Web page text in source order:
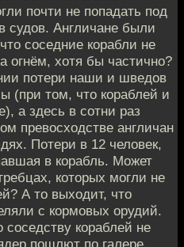
почти не попадать под
судов. Англичане были
соседние корабли не
огнём, хотя бы частично?
потери наши и шведов
(при том, что кораблей и
а здесь в сотни раз
превосходстве англичан
Потери в 12 человек,
в корабль. Может
которых могли не
А то выходит, что
с кормовых орудий.
кораблей не